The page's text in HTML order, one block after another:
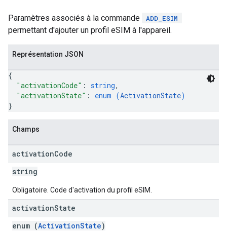
Paramètres associés à la commande ADD_ESIM
permettant d'ajouter un profil eSIM à l'appareil.
Représentation JSON
{
"activationCode" : string,
"activationState" : enum (ActivationState)
}
Champs
activationCode
string
Obligatoire. Code d'activation du profil eSIM.
activationState
enum (ActivationState)